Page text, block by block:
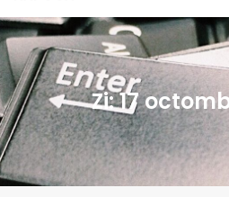
Zi:17